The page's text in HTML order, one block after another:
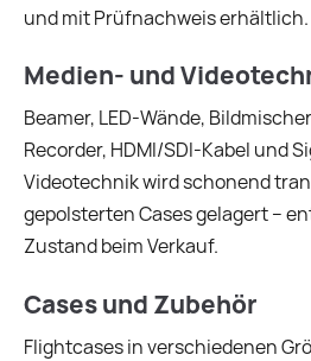
und mit Prüfnachweis erhältlich.
Medien- und
Beamer, LED-Wände,
Recorder, HDMI/SDI-Kabel und
Videotechnik wird schonend
gepolsterten Cases gelagert –
Zustand beim Verkauf.
Cases und Zubehör
Flightcases in verschiedenen